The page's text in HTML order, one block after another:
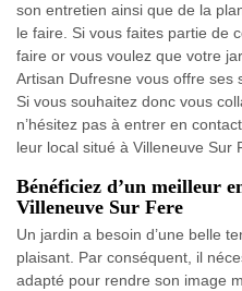
son entretien ainsi que de la
le faire. Si vous faites partie de
faire or vous voulez que votre
Artisan Dufresne vous offre ses
Si vous souhaitez donc vous
n’hésitez pas à entrer en
leur local situé à Villeneuve Sur
Bénéficiez d’un meilleur
Villeneuve Sur Fere
Un jardin a besoin d’une belle
plaisant. Par conséquent, il
adapté pour rendre son image